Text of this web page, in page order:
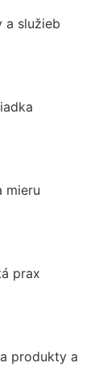
a služieb
mieru
prax
produkty a